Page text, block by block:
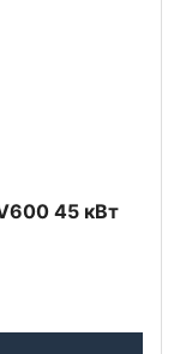
45 кВт